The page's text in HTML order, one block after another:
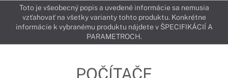
Toto je všeobecný popis a uvedené informácie sa nemusia
vzťahovať na všetky varianty tohto produktu. Konkrétne
informácie k vybranému produktu nájdete v ŠPECIFIKÁCIÍ A
PARAMETROCH.
POČÍTAČE